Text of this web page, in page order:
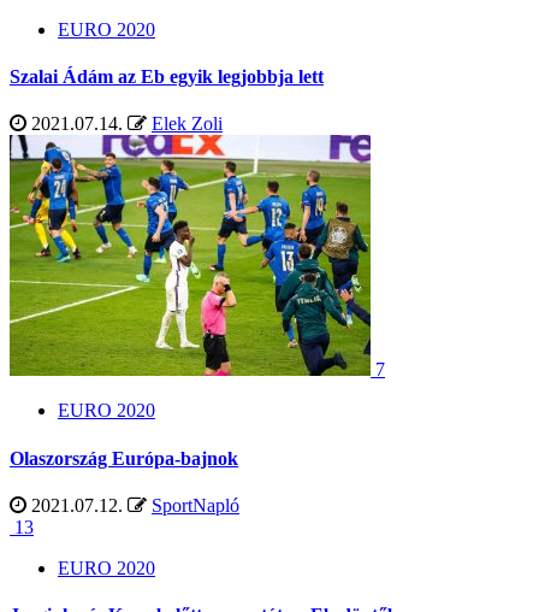
EURO 2020
Szalai Ádám az Eb egyik legjobbja lett
2021.07.14. Elek Zoli
7
EURO 2020
Olaszország Európa-bajnok
2021.07.12.
SportNapló
13
EURO 2020